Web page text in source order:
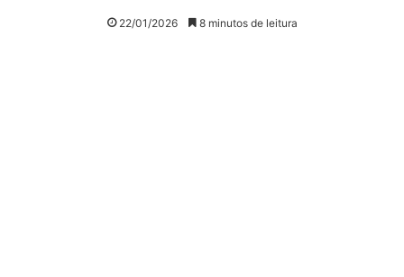
22/01/2026 8 minutos de leitura